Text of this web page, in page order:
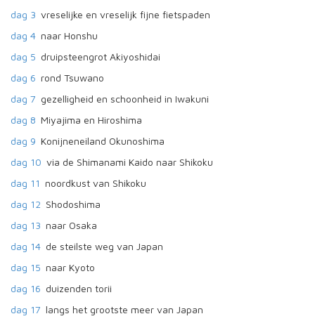
dag 3 vreselijke en vreselijk fijne fietspaden
dag 4 naar Honshu
dag 5 druipsteengrot Akiyoshidai
dag 6 rond Tsuwano
dag 7 gezelligheid en schoonheid in Iwakuni
dag 8 Miyajima en Hiroshima
dag 9 Konijneneiland Okunoshima
dag 10 via de Shimanami Kaido naar Shikoku
dag 11 noordkust van Shikoku
dag 12 Shodoshima
dag 13 naar Osaka
dag 14 de steilste weg van Japan
dag 15 naar Kyoto
dag 16 duizenden torii
dag 17 langs het grootste meer van Japan